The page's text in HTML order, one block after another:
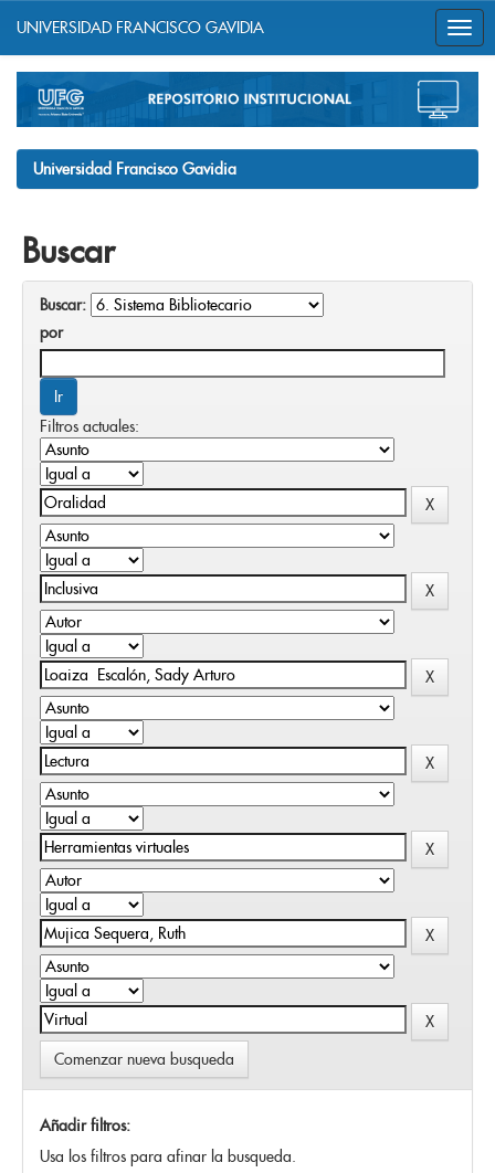
navigation
UNIVERSIDAD FRANCISCO GAVIDIA
Universidad Francisco Gavidia
Buscar
Buscar:
por
Filtros actuales:
Comenzar nueva busqueda
Añadir filtros:
Usa los filtros para afinar la busqueda.